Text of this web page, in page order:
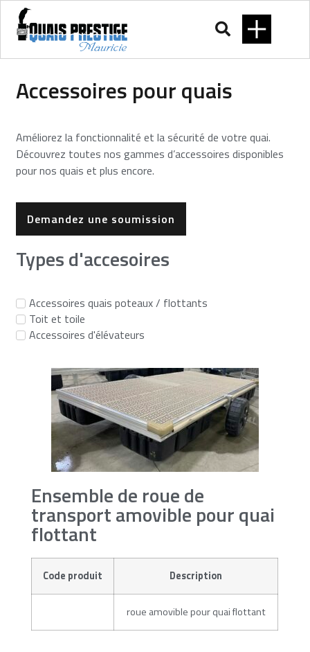
Accessoires pour quais
Améliorez la fonctionnalité et la sécurité de votre quai.
Découvrez toutes nos gammes d’accessoires disponibles
pour nos quais et plus encore.
Demandez une soumission
Types d'accesoires
Accessoires quais poteaux / flottants
Toit et toile
Accessoires d'élévateurs
Ensemble de roue de
transport amovible pour quai
flottant
Code produit Description
roue amovible pour quai flottant